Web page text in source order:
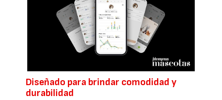
Diseñado para brindar comodidad y
durabilidad